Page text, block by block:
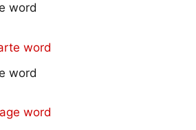
word
word